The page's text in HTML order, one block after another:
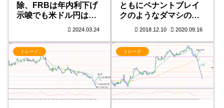
除、FRBは年内利下げ
示唆でも米ドル円は買
2024.03.24
ともにペナントブレイ
クのようなダマシのよ
2018.12.10 2020.09.16
トレード トレード